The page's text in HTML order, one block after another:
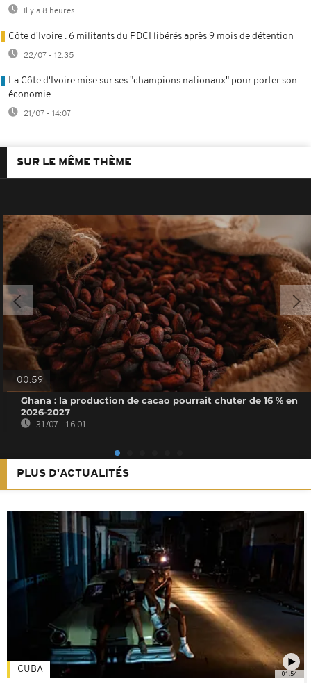
Il y a 8 heures
Côte d'Ivoire : 6 militants du PDCI libérés après 9 mois de détention
22/07 - 12:35
La Côte d'Ivoire mise sur ses "champions nationaux" pour porter son
économie
21/07 - 14:07
SUR LE MÊME THÈME
00:59
Ghana : la production de cacao pourrait chuter de 16 % en
2026-2027
31/07 - 16:01
PLUS D'ACTUALITÉS
01:54
CUBA